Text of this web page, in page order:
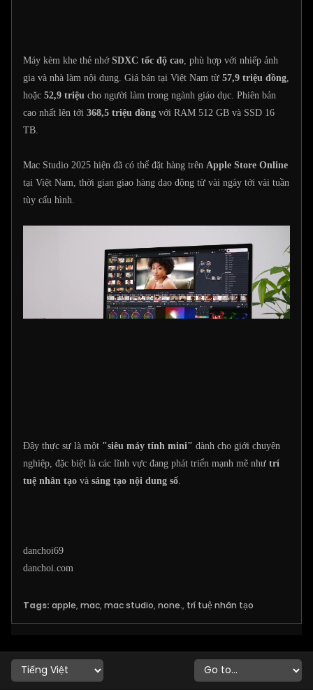
Máy kèm khe thẻ nhớ SDXC tốc độ cao , phù hợp với nhiếp ảnh
gia và nhà làm nội dung. Giá bán tại Việt Nam từ 57,9 triệu đồng
hoặc 52,9 triệu cho người làm trong ngành giáo dục. Phiên bản
cao nhất lên tới 368,5 triệu đồng với RAM 512 GB và SSD 16
TB.
Mac Studio 2025 hiện đã có thể đặt hàng trên Apple Store Online
tại Việt Nam, thời gian giao hàng dao động từ vài ngày tới vài tuần
tùy cấu hình.
Đây thực sự là một "siêu máy tính mini" dành cho giới chuyên
nghiệp, đặc biệt là các lĩnh vực đang phát triển mạnh mẽ như trí
tuệ nhân tạo và sáng tạo nội dung số
danchoi69
danchoi.com
Tags: apple, mac, mac studio, none., trí tuệ nhân tạo